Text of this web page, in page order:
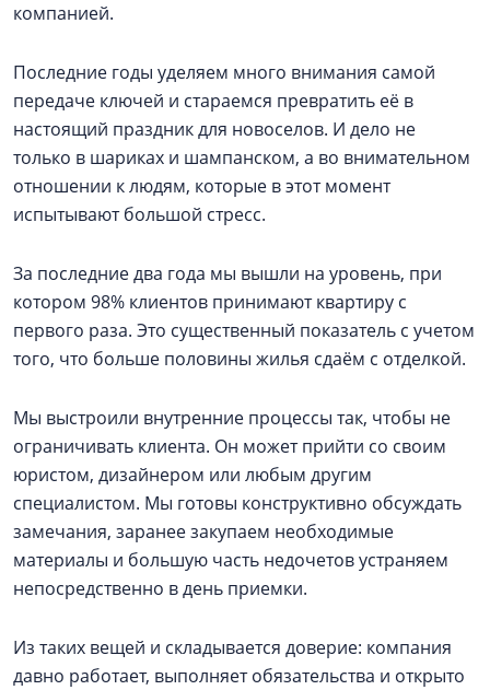
компанией.
Последние годы уделяем много внимания самой
передаче ключей и стараемся превратить её в
настоящий праздник для новоселов. И дело не
только в шариках и шампанском, а во внимательном
отношении к людям, которые в этот момент
испытывают большой стресс.
За последние два года мы вышли на уровень, при
котором 98% клиентов принимают квартиру с
первого раза. Это существенный показатель с учетом
того, что больше половины жилья сдаём с отделкой.
Мы выстроили внутренние процессы так, чтобы не
ограничивать клиента. Он может прийти со своим
юристом, дизайнером или любым другим
специалистом. Мы готовы конструктивно обсуждать
замечания, заранее закупаем необходимые
материалы и большую часть недочетов устраняем
непосредственно в день приемки.
Из таких вещей и складывается доверие: компания
давно работает, выполняет обязательства и открыто